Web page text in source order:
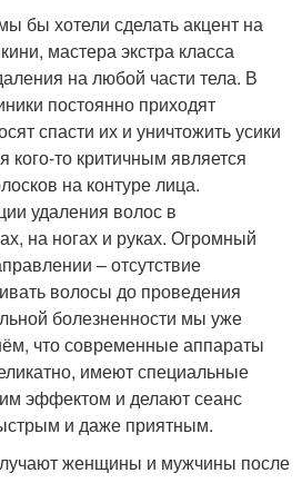
бы хотели сделать акцент на
мастера экстра класса
на любой части тела. В
постоянно приходят
спасти их и уничтожить усики
кого-то критичным является
на контуре лица.
удаления волос в
на ногах и руках. Огромный
– отсутствие
волосы до проведения
болезненности мы уже
что современные аппараты
имеют специальные
эффектом и делают сеанс
и даже приятным.
женщины и мужчины после